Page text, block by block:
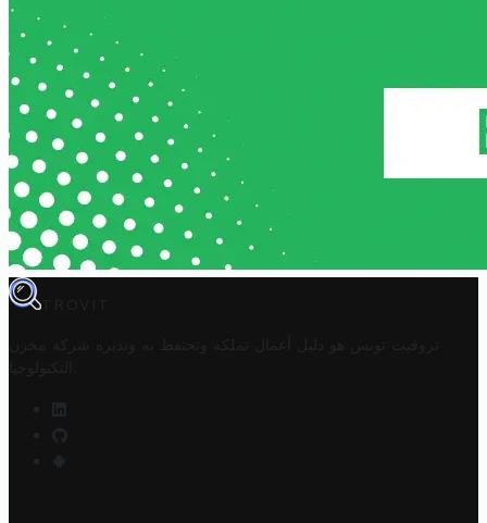
TROVIT
تروفيت تونس هو دليل أعمال تملكه وتحتفظ به وتديره
شركة مخزن
التكنولوجيا